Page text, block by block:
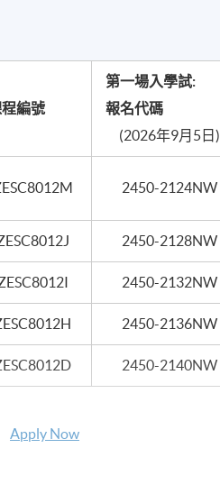
編號
第一場入學試:
報名代碼
(2026年9月5日)
2450-2124NW
2450-2128NW
2450-2132NW
2450-2136NW
2450-2140NW
Apply Now